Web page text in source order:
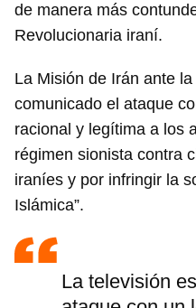
de manera más
Revolucionaria iraní.
La Misión de Irán ante
comunicado el ataque
racional y legítima a los
régimen sionista contra
iraníes y por infringir la
Islámica”.
La televisión